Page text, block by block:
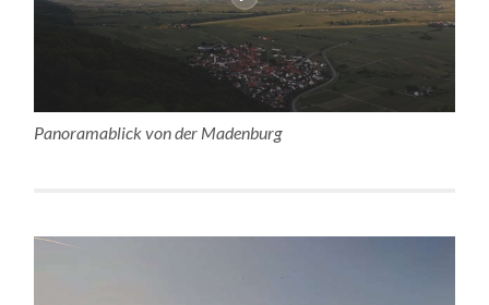
Panoramablick von der Madenburg